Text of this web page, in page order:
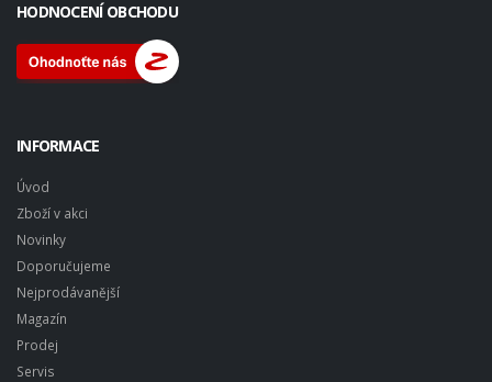
HODNOCENÍ OBCHODU
INFORMACE
Úvod
Zboží v akci
Novinky
Doporučujeme
Nejprodávanější
Magazín
Prodej
Servis